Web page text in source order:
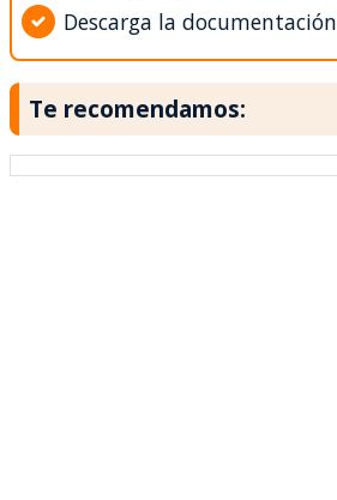
Descarga la documentación
Te recomendamos: